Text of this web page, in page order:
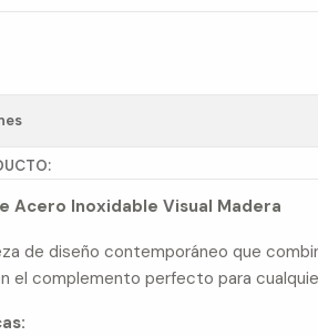
Acero Inoxidable Visual Madera
de diseño contemporáneo que
el complemento perfecto para